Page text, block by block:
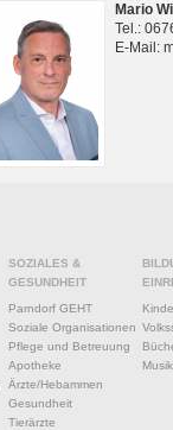
Mario
Tel.:
E-Mail:
SOZIALES &
GESUNDHEIT
Parndorf GEHT
Soziale Organisationen
Pflege und Betreuung
Apotheke
Ärzte/Hebammen
Gesundheit
Tierärzte